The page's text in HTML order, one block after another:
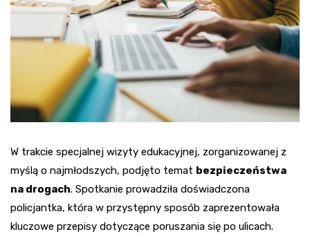
W trakcie specjalnej wizyty edukacyjnej, zorganizowanej z
myślą o najmłodszych, podjęto temat bezpieczeństwa
na drogach. Spotkanie prowadziła doświadczona
policjantka, która w przystępny sposób zaprezentowała
kluczowe przepisy dotyczące poruszania się po ulicach.